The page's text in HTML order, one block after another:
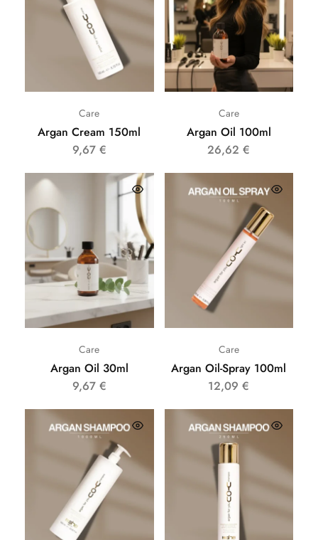
Care
Argan Cream 150ml
9,67 €
Care
Argan Oil 100ml
26,62€
Care
Argan Oil 30ml
9,67 €
Care
Argan Oil-Spray 100ml
12,09€